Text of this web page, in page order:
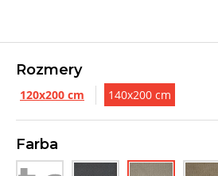
Rozmery
120x200 cm 140x200 cm
Farba